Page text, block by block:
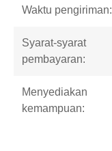
Waktu pengiriman:
Syarat-syarat
pembayaran:
Menyediakan
kemampuan: